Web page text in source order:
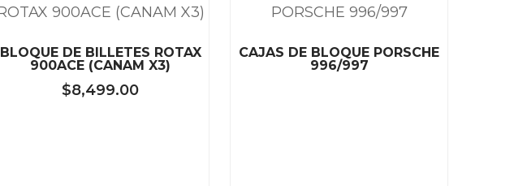
BLOQUE DE BILLETES ROTAX
900ACE (CANAM X3)
$8,499.00
CAJAS DE BLOQUE PORSCHE
996/997